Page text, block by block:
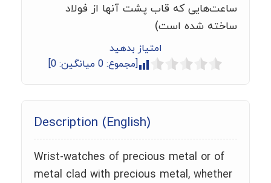
ساعت‌هایی که قاب پشت آنها از فولاد
ساخته شده است)
امتیاز بدهید
[مجموع: 0 میانگین: 0
]
Description (English)
Wrist-watches of precious metal or of
metal clad with precious metal, whether